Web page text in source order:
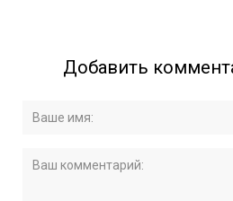
Добавить